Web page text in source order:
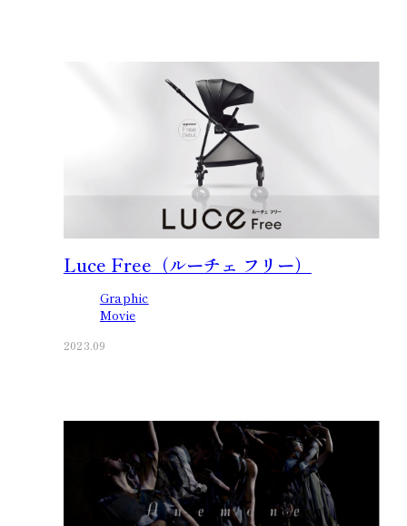
Luce Free（ルーチェ フリー）
Graphic
Movie
2023.09